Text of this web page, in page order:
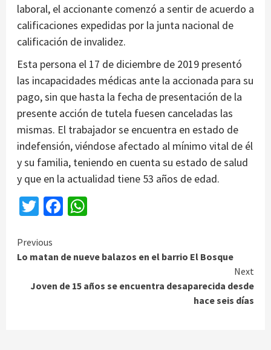
laboral, el accionante comenzó a sentir de acuerdo a
calificaciones expedidas por la junta nacional de
calificación de invalidez.
Esta persona el 17 de diciembre de 2019 presentó
las incapacidades médicas ante la accionada para su
pago, sin que hasta la fecha de presentación de la
presente acción de tutela fuesen canceladas las
mismas. El trabajador se encuentra en estado de
indefensión, viéndose afectado al mínimo vital de él
y su familia, teniendo en cuenta su estado de salud
y que en la actualidad tiene 53 años de edad.
TwitterFacebook
Continue
Previous
Lo matan de nueve balazos en el barrio El Bosque
Next
Joven de 15 años se encuentra desaparecida desde
hace seis días